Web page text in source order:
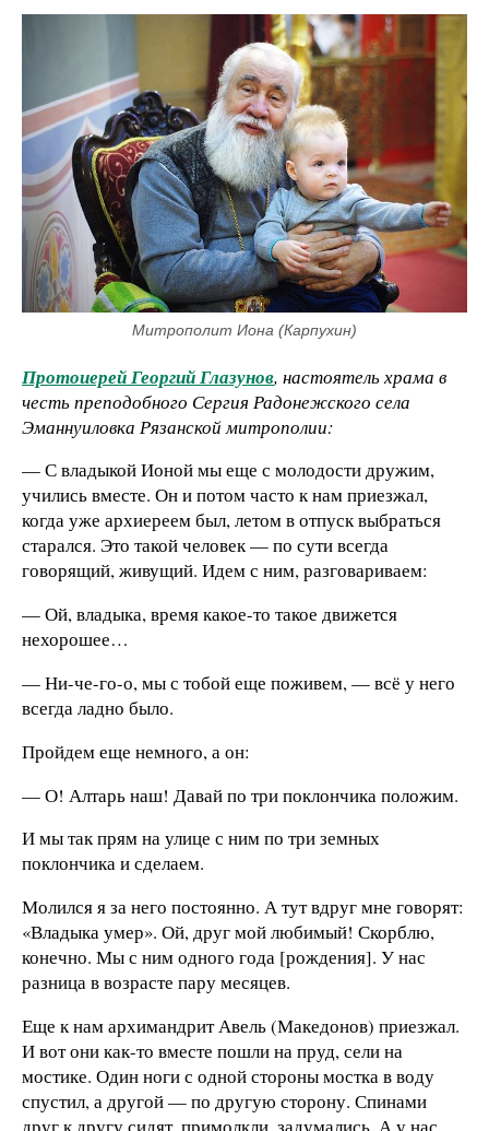
Митрополит Иона (Карпухин)
Протоиерей Георгий Глазунов, настоятель храма в
честь преподобного Сергия Радонежского села
Эманнуиловка Рязанской митрополии:
— С владыкой Ионой мы еще с молодости дружим,
учились вместе. Он и потом часто к нам приезжал,
когда уже архиереем был, летом в отпуск выбраться
старался. Это такой человек — по сути всегда
говорящий, живущий. Идем с ним, разговариваем:
— Ой, владыка, время какое-то такое движется
нехорошее…
— Ни-че-го-о, мы с тобой еще поживем, — всё у него
всегда ладно было.
Пройдем еще немного, а он:
— О! Алтарь наш! Давай по три поклончика положим.
И мы так прям на улице с ним по три земных
поклончика и сделаем.
Молился я за него постоянно. А тут вдруг мне говорят:
«Владыка умер». Ой, друг мой любимый! Скорблю,
конечно. Мы с ним одного года [рождения]. У нас
разница в возрасте пару месяцев.
Еще к нам архимандрит Авель (Македонов) приезжал.
И вот они как-то вместе пошли на пруд, сели на
мостике. Один ноги с одной стороны мостка в воду
спустил, а другой — по другую сторону. Спинами